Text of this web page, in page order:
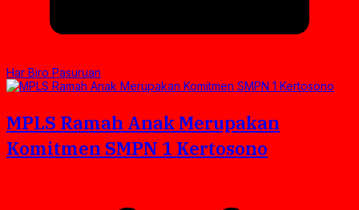
Har Biro Pasuruan
MPLS Ramah Anak Merupakan
Komitmen SMPN 1 Kertosono